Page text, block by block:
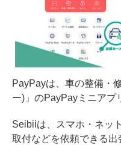
PayPayは、車の整備・
ー)」のPayPayミニアプ
Seibiiは、スマホ・ネッ
取付などを依頼できる